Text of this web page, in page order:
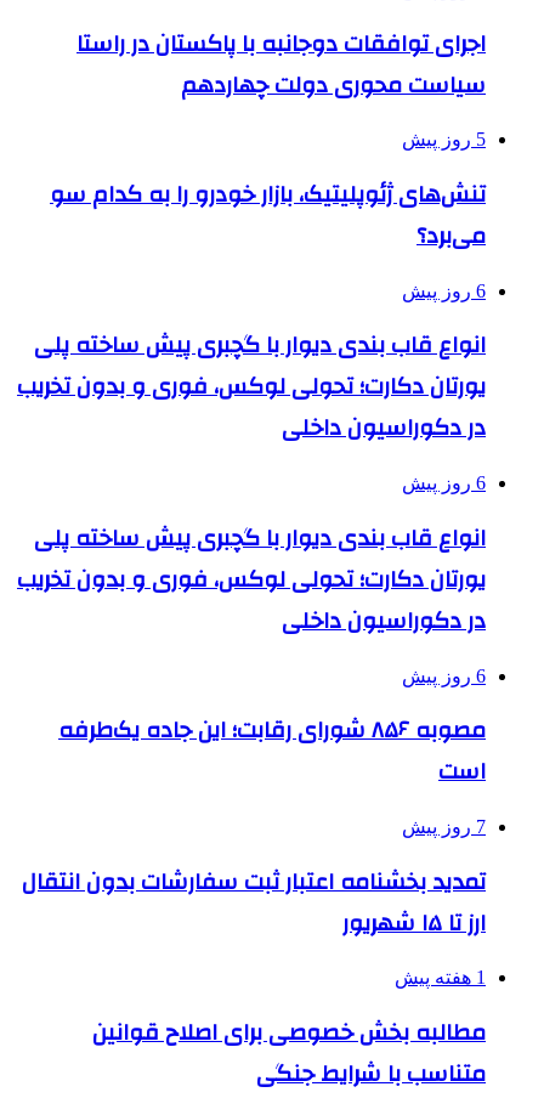
اجرای توافقات دوجانبه با پاکستان در راستا
سیاست محوری دولت چهاردهم
5 روز پیش
تنش‌های ژئوپلیتیک، بازار خودرو را به کدام سو
می‌برد؟
6 روز پیش
انواع قاب بندی دیوار با گچبری پیش ساخته پلی
یورتان دکارت؛ تحولی لوکس، فوری و بدون تخریب
در دکوراسیون داخلی
6 روز پیش
انواع قاب بندی دیوار با گچبری پیش ساخته پلی
یورتان دکارت؛ تحولی لوکس، فوری و بدون تخریب
در دکوراسیون داخلی
6 روز پیش
مصوبه ۸۵۶ شورای رقابت؛ این جاده یک‌طرفه
است
7 روز پیش
تمدید بخشنامه اعتبار ثبت سفارشات بدون انتقال
ارز تا ۱۵ شهریور
1 هفته پیش
مطالبه بخش خصوصی برای اصلاح قوانین
متناسب با شرایط جنگی